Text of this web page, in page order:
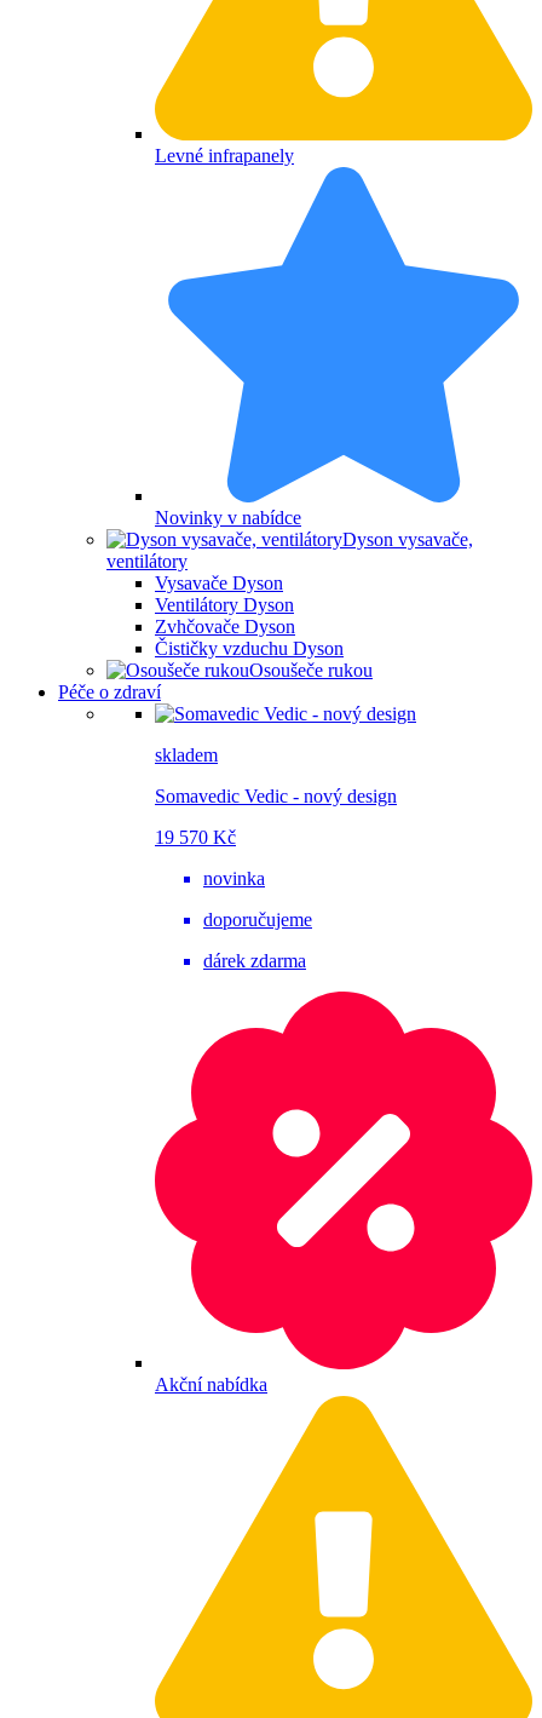
Levné infrapanely
Novinky v nabídce
Dyson vysavače,
ventilátory
Vysavače Dyson
Ventilátory Dyson
Zvhčovače Dyson
Čističky vzduchu Dyson
Osoušeče rukou
Péče o zdraví
skladem
Somavedic Vedic - nový design
19 570 Kč
novinka
doporučujeme
dárek zdarma
Akční nabídka